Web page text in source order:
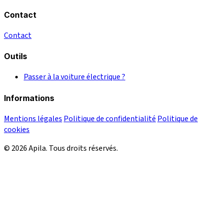
Contact
Contact
Outils
Passer à la voiture électrique ?
Informations
Mentions légales Politique de confidentialité Politique de
cookies
© 2026 Apila. Tous droits réservés.